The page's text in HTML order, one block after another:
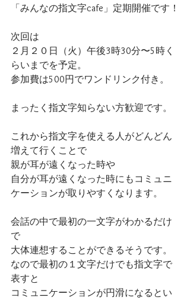
「みんなの指文字cafe」定期開催です！
次回は
２月２０日（火）午後3時30分〜5時く
らいまでを予定。
参加費は500円でワンドリンク付き。
まったく指文字知らない方歓迎です。
これから指文字を使える人がどんどん
増えて行くことで
親が耳が遠くなった時や
自分が耳が遠くなった時にもコミュニ
ケーションが取りやすくなります。
会話の中で最初の一文字がわかるだけ
で
大体連想することができるそうです。
なので最初の１文字だけでも指文字で
表すと
コミュニケーションが円滑になるとい